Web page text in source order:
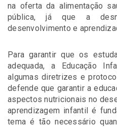
na oferta da alimentação
pública, já que a
desenvolvimento e
Para garantir que os
adequada, a Educação
algumas diretrizes e
defende que garantir a
aspectos nutricionais no
aprendizagem infantil é
tema é tão necessário